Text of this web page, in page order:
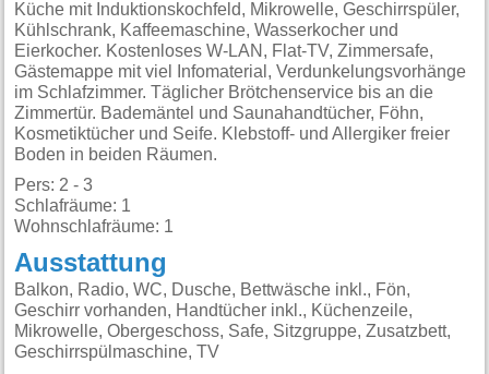
Küche mit Induktionskochfeld, Mikrowelle, Geschirrspüler,
Kühlschrank, Kaffeemaschine, Wasserkocher und
Eierkocher. Kostenloses W-LAN, Flat-TV, Zimmersafe,
Gästemappe mit viel Infomaterial, Verdunkelungsvorhänge
im Schlafzimmer. Täglicher Brötchenservice bis an die
Zimmertür. Bademäntel und Saunahandtücher, Föhn,
Kosmetiktücher und Seife. Klebstoff- und Allergiker freier
Boden in beiden Räumen.
Pers: 2 - 3
Schlafräume: 1
Wohnschlafräume: 1
Ausstattung
Balkon, Radio, WC, Dusche, Bettwäsche inkl., Fön,
Geschirr vorhanden, Handtücher inkl., Küchenzeile,
Mikrowelle, Obergeschoss, Safe, Sitzgruppe, Zusatzbett,
Geschirrspülmaschine, TV